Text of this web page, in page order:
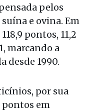
pelos
e ovina. Em
pontos, 11,2
marcando a
desde 1990.
por sua
pontos em